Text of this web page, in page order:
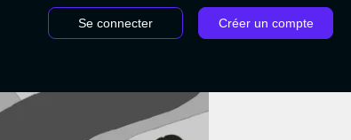
Se connecter Créer un compte